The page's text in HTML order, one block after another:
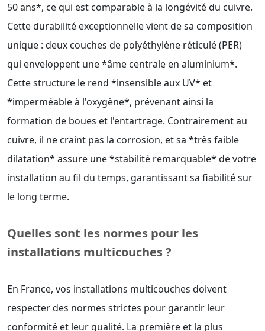
50 ans*, ce qui est comparable à la longévité du cuivre.
Cette durabilité exceptionnelle vient de sa composition
unique : deux couches de polyéthylène réticulé (PER)
qui enveloppent une *âme centrale en aluminium*.
Cette structure le rend *insensible aux UV* et
*imperméable à l'oxygène*, prévenant ainsi la
formation de boues et l'entartrage. Contrairement au
cuivre, il ne craint pas la corrosion, et sa *très faible
dilatation* assure une *stabilité remarquable* de votre
installation au fil du temps, garantissant sa fiabilité sur
le long terme.
Quelles sont les normes pour les
installations multicouches ?
En France, vos installations multicouches doivent
respecter des normes strictes pour garantir leur
conformité et leur qualité. La première et la plus